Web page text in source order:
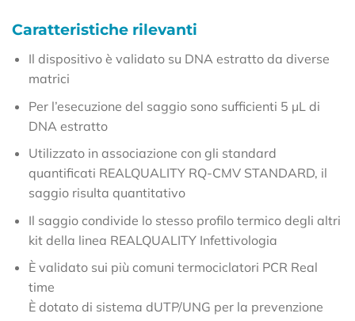
Caratteristiche rilevanti
Il dispositivo è validato su DNA estratto da diverse
matrici
Per l’esecuzione del saggio sono sufficienti 5 µL di
DNA estratto
Utilizzato in associazione con gli standard
quantificati REALQUALITY RQ-CMV STANDARD, il
saggio risulta quantitativo
Il saggio condivide lo stesso profilo termico degli altri
kit della linea REALQUALITY Infettivologia
È validato sui più comuni termociclatori PCR Real
time
È dotato di sistema dUTP/UNG per la prevenzione